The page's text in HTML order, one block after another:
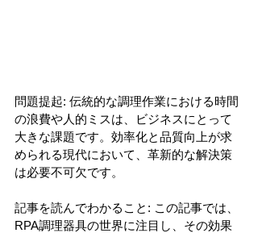
問題提起: 伝統的な調理作業における時間
の浪費や人的ミスは、ビジネスにとって
大きな課題です。効率化と品質向上が求
められる現代において、革新的な解決策
は必要不可欠です。
記事を読んでわかること: この記事では、
RPA調理器具の世界に注目し、その効果